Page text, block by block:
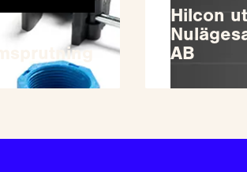
Hilcon
AB